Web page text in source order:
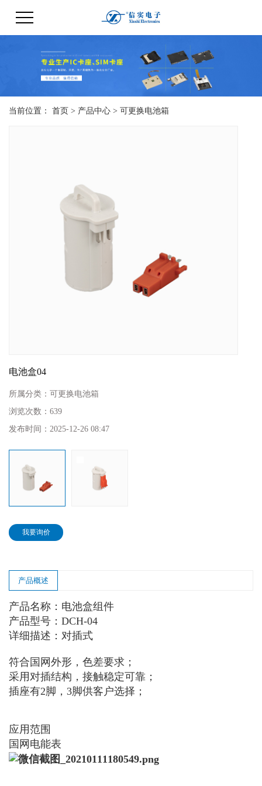
当前位置： 首页 > 产品中心 > 可更换电池箱
电池盒04
所属分类： 可更换电池箱
浏览次数： 639
发布时间： 2025-12-26 08:47
我要询价
产品概述
产品名称：电池盒组件
产品型号：DCH-04
详细描述：对插式
符合国网外形，色差要求；
采用对插结构，接触稳定可靠；
插座有2脚，3脚供客户选择；
应用范围
国网电能表